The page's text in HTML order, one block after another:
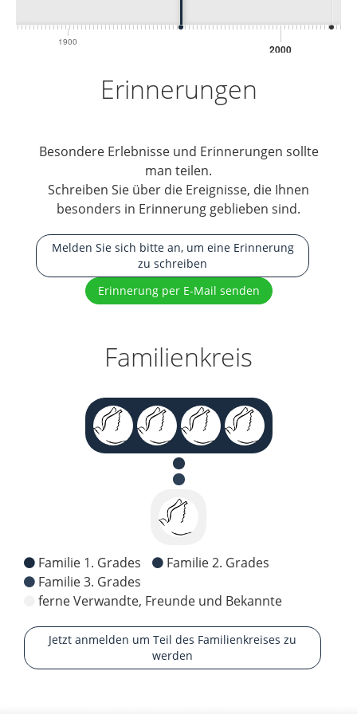
2000
1900
Erinnerungen
Besondere Erlebnisse und Erinnerungen sollte
man teilen.
Schreiben Sie über die Ereignisse, die Ihnen
besonders in Erinnerung geblieben sind.
Melden Sie sich bitte an, um eine Erinnerung
zu schreiben
Erinnerung per E-Mail senden
Familienkreis
Familie 1. Grades
Familie 2. Grades
Familie 3. Grades
ferne Verwandte, Freunde und Bekannte
Jetzt anmelden um Teil des Familienkreises zu
werden